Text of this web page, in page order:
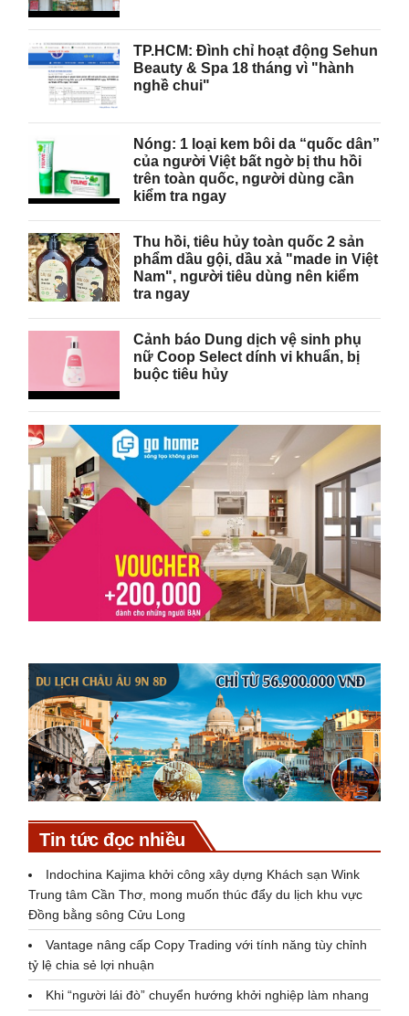
TP.HCM: Đình chỉ hoạt động Sehun
Beauty & Spa 18 tháng vì "hành
nghề chui"
Nóng: 1 loại kem bôi da “quốc dân”
của người Việt bất ngờ bị thu hồi
trên toàn quốc, người dùng cần
kiểm tra ngay
Thu hồi, tiêu hủy toàn quốc 2 sản
phẩm dầu gội, dầu xả "made in Việt
Nam", người tiêu dùng nên kiểm
tra ngay
Cảnh báo Dung dịch vệ sinh phụ
nữ Coop Select dính vi khuẩn, bị
buộc tiêu hủy
Tin tức đọc nhiều
Indochina Kajima khởi công xây dựng Khách sạn Wink
Trung tâm Cần Thơ, mong muốn thúc đẩy du lịch khu vực
Đồng bằng sông Cửu Long
Vantage nâng cấp Copy Trading với tính năng tùy chỉnh
tỷ lệ chia sẻ lợi nhuận
Khi “người lái đò” chuyển hướng khởi nghiệp làm nhang